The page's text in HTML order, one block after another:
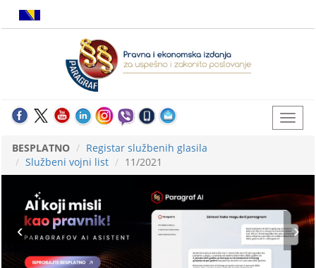
BESPLATNO
Registar službenih glasila
Službeni vojni list
11/2021